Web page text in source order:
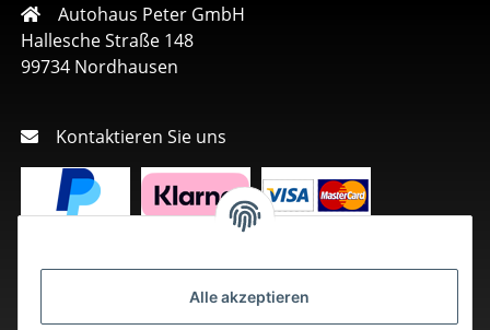
Alle akzeptieren
Autohaus Peter GmbH
Hallesche Straße 148
99734 Nordhausen
Kontaktieren Sie uns